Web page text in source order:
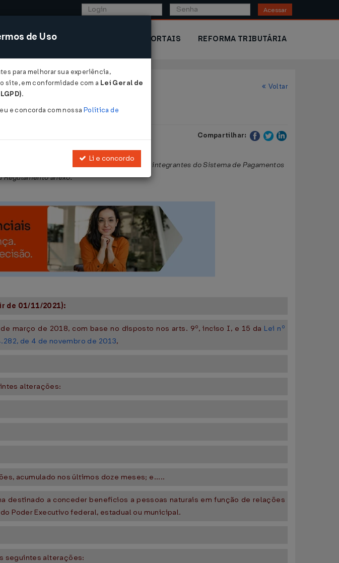
Acessar
COMÉRCIO EXTERIOR PORTAIS REFORMA TRIBUTÁRIA
Voltar
Compartilhar:
de pagamento no âmbito dos arranjos integrantes do Sistema de Pagamentos
Regulamento anexo.
de 01/11/2021):
março de 2018, com base no disposto nos arts. 9º, inciso I, e 15 da Lei nº
de 4 de novembro de 2013,
alterações:
acumulado nos últimos doze meses; e.....
a conceder benefícios a pessoas naturais em função de relações
Poder Executivo federal, estadual ou municipal.
seguintes alterações:
de Uso
para melhorar sua experiência,
site, em conformidade com a Lei Geral de
.
e concorda com nossa Política de
Li e concordo